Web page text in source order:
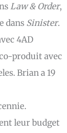
Law & Order,
dans Sinister.
4AD
produit avec
Brian a 19
leur budget